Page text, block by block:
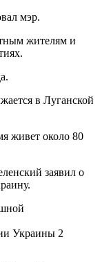
мэр.
жителям и
в Луганской
живет около 80
заявил о
Украины 2